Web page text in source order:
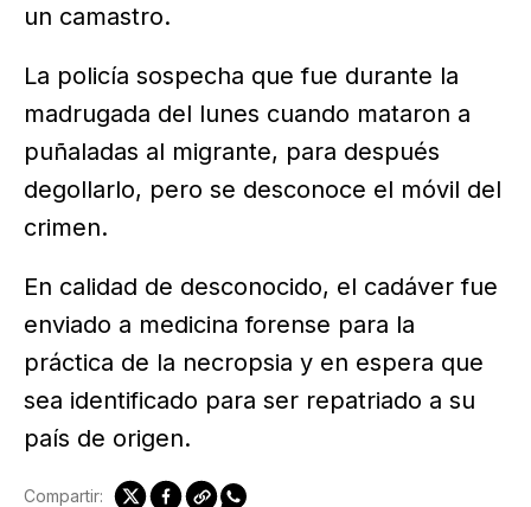
un camastro.
La policía sospecha que fue durante la
madrugada del lunes cuando mataron a
puñaladas al migrante, para después
degollarlo, pero se desconoce el móvil del
crimen.
En calidad de desconocido, el cadáver fue
enviado a medicina forense para la
práctica de la necropsia y en espera que
sea identificado para ser repatriado a su
país de origen.
Compartir: